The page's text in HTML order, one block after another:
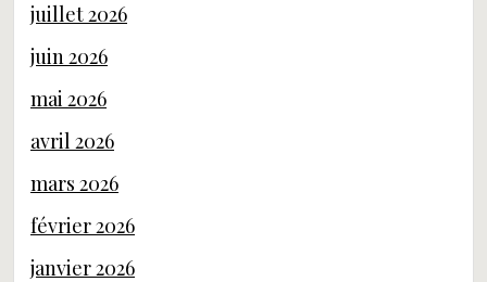
juillet 2026
juin 2026
mai 2026
avril 2026
mars 2026
février 2026
janvier 2026